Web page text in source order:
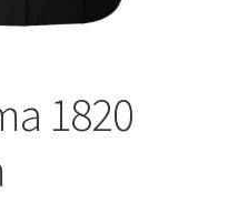
1820